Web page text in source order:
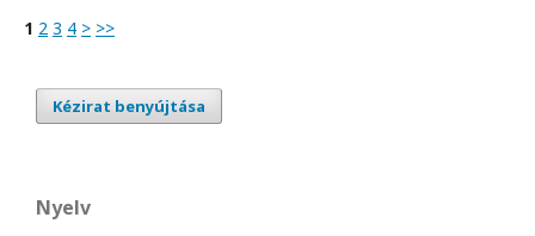
1 2 3 4 > >>
Kézirat benyújtása
Nyelv